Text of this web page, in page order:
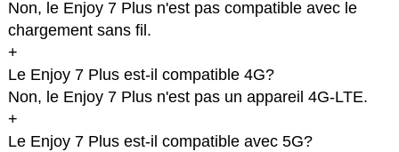
Non, le Enjoy 7 Plus n'est pas compatible avec le
chargement sans fil.
+
Le Enjoy 7 Plus est-il compatible 4G?
Non, le Enjoy 7 Plus n'est pas un appareil 4G-LTE.
+
Le Enjoy 7 Plus est-il compatible avec 5G?